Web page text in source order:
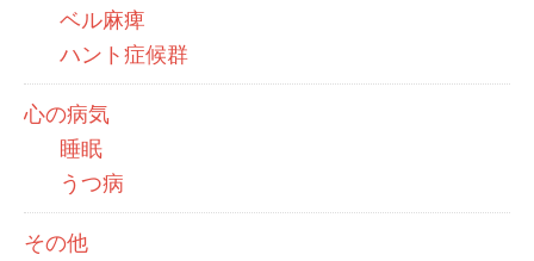
ベル麻痺
ハント症候群
心の病気
睡眠
うつ病
その他